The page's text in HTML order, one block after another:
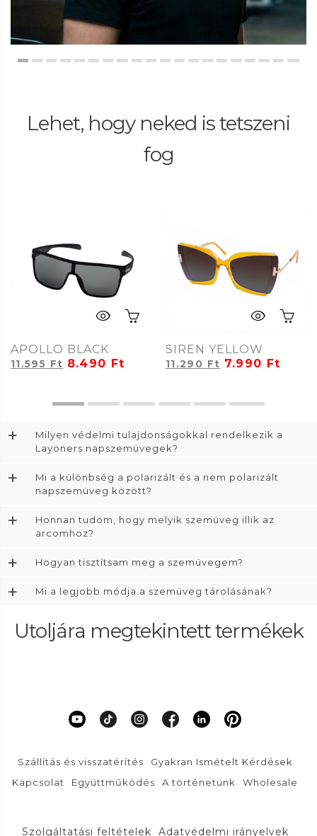
Lehet, hogy neked is tetszeni
fog
APOLLO BLACK
11.595 Ft 8.490 Ft
SIREN YELLOW
11.290 Ft 7.990 Ft
+
Milyen védelmi tulajdonságokkal rendelkezik a
Layoners napszemüvegek?
+
Mi a különbség a polarizált és a nem polarizált
napszemüveg között?
+
Honnan tudom, hogy melyik szemüveg illik az
arcomhoz?
+ Hogyan tisztítsam meg a szemüvegem?
+ Mi a legjobb módja a szemüveg tárolásának?
Utoljára megtekintett termékek
Szállítás és visszatérítés
Gyakran Ismételt Kérdések
Kapcsolat
Együttműködés A történetünk Wholesale
Szolgáltatási feltételek Adatvédelmi irányelvek